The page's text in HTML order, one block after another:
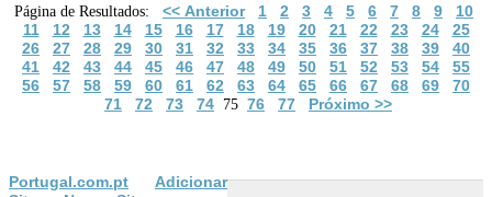
Página de Resultados: << Anterior 1 2 3 4 5 6 7 8 9
10
11
12 13 14 15 16 17 18 19 20 21 22 23 24
25
26
27 28 29 30 31 32 33 34 35 36 37 38 39
40
41
42 43 44 45 46 47 48 49 50 51 52 53 54
55
56
57 58 59 60 61 62 63 64 65 66 67 68 69
70
71
72 73 74 75 76 77 Próximo >>
Portugal.com.pt
Adicionar